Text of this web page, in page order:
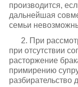
производится,
дальнейшая
семьи
2. При
при отсутствии
расторжение
примирению
разбирательство